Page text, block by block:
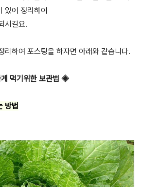
있어 정리하여
시길요.
리하여 포스팅을 하자면 아래와 같습니다.
먹기위한 보관법 ◈
방법